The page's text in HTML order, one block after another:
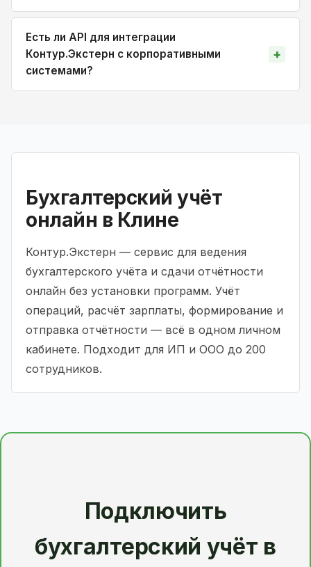
Есть ли API для интеграции
Контур.Экстерн с корпоративными
системами?
Бухгалтерский учёт
онлайн в Клине
Контур.Экстерн — сервис для ведения
бухгалтерского учёта и сдачи отчётности
онлайн без установки программ. Учёт
операций, расчёт зарплаты, формирование и
отправка отчётности — всё в одном личном
кабинете. Подходит для ИП и ООО до 200
сотрудников.
Подключить
бухгалтерский учёт в